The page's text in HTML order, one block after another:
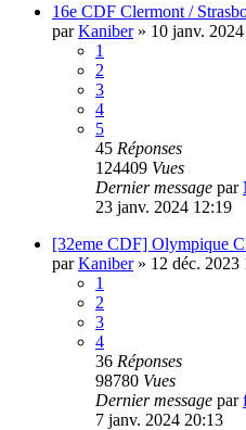
16e CDF Clermont /
parKaniber» 10 janv.
1
2
3
4
5
45 Réponses
124409 Vues
Dernier message par
23 janv. 2024 12:19
[32eme CDF] Olympique
parKaniber» 12 déc. 2023
1
2
3
4
36 Réponses
98780 Vues
Dernier message par
7 janv. 2024 20:13